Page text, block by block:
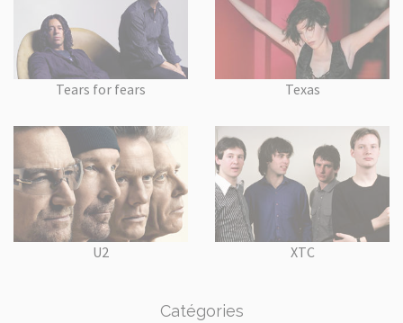
Tears for fears Texas
U2 XTC
Catégories